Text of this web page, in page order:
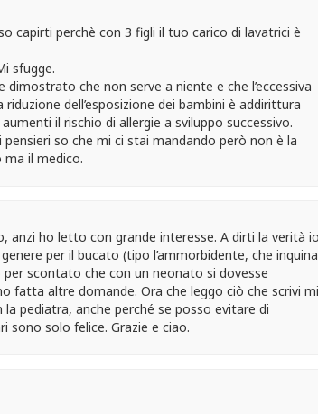
capirti perchè con 3 figli il tuo carico di lavatrici è
sfugge.
che non serve a niente e che l’eccessiva
dell’esposizione dei bambini è addirittura
il rischio di allergie a sviluppo successivo.
so che mi ci stai mandando però non è la
il medico.
anzi ho letto con grande interesse. A dirti la verità io
per il bucato (tipo l’ammorbidente, che inquina
scontato che con un neonato si dovesse
fatta altre domande. Ora che leggo ciò che scrivi mi
pediatra, anche perché se posso evitare di
sono solo felice. Grazie e ciao.